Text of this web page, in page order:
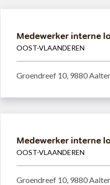
Medewerker interne
OOST-VLAANDEREN
Groendreef 10, 9880 Aalter
Medewerker interne
OOST-VLAANDEREN
Groendreef 10, 9880 Aalter